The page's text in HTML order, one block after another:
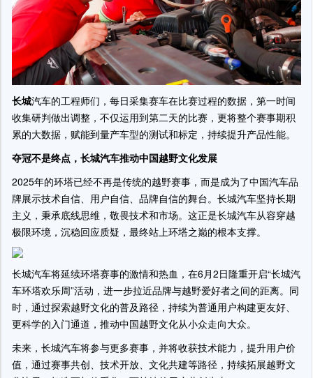
长城汽车的工程师们，每日采集赛车在比赛过程的数据，第一时间
收集研判做出调整，不仅运用到第二天的比赛，更将整个赛事期积
累的大数据，赋能到量产车型的测试和标定，持续提升产品性能。
夺冠不是终点 ，长城汽车推动中国越野文化发展
2025年的环塔已经不再是传统的越野赛事，而是成为了中国汽车品
牌展示技术自信、用户自信、品牌自信的舞台。长城汽车坚持长期
主义，秉承底线思维，敬畏技术和市场。这正是长城汽车从容穿越
极限环境，沉稳回应质疑，最终站上环塔之巅的根本支撑。
长城汽车将延续环塔赛事的激情和热血，在6月2日隆重开启“长城汽
车环塔欢乐周”活动，进一步拉近品牌与越野爱好者之间的距离。同
时，通过探索越野文化的普及路径，持续为普通用户构建更友好、
更科学的入门通道，推动中国越野文化从小众走向大众。
未来，长城汽车将参与更多赛事，并将收获技术能力，提升用户价
值，通过赛事共创、技术开放、文化共建等路径，持续拓展越野文